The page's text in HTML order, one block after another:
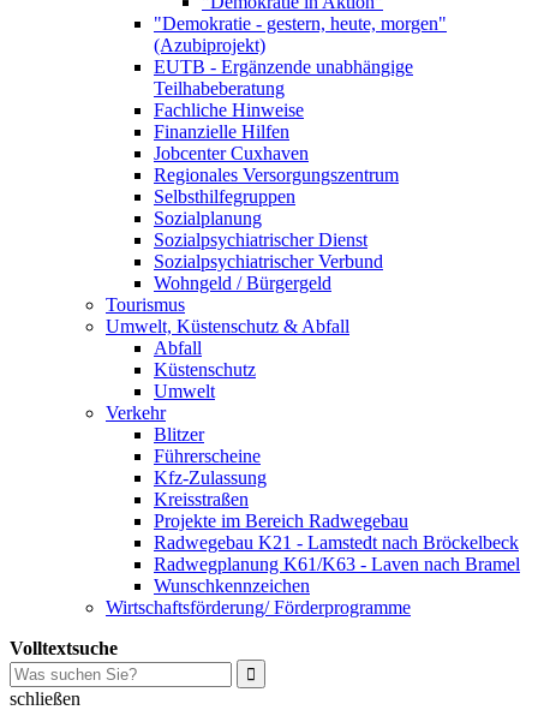
"Demokratie - gestern, heute, morgen"
(Azubiprojekt)
EUTB - Ergänzende unabhängige
Teilhabeberatung
Fachliche Hinweise
Finanzielle Hilfen
Jobcenter Cuxhaven
Regionales Versorgungszentrum
Selbsthilfegruppen
Sozialplanung
Sozialpsychiatrischer Dienst
Sozialpsychiatrischer Verbund
Wohngeld / Bürgergeld
Tourismus
Umwelt, Küstenschutz & Abfall
Abfall
Küstenschutz
Umwelt
Verkehr
Blitzer
Führerscheine
Kfz-Zulassung
Kreisstraßen
Projekte im Bereich Radwegebau
Radwegebau K21 - Lamstedt nach Bröckelbeck
Radwegplanung K61/K63 - Laven nach Bramel
Wunschkennzeichen
Wirtschaftsförderung/ Förderprogramme
Volltextsuche
schließen